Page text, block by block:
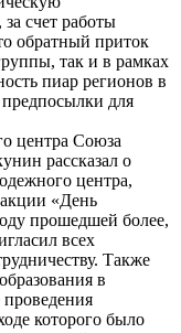
за счет работы
обратный приток
так и в рамках
пиар регионов в
предпосылки для
центра Союза
рассказал о
центра,
«День
прошедшей более,
всех
Также
в
которого было